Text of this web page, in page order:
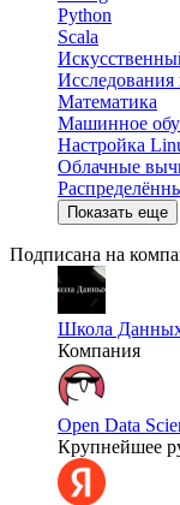
Python
Scala
Математика
Машинное
Настройка
Облачные
Показать еще
Подписана на
Школа
Компания
Open Data
Крупнейшее